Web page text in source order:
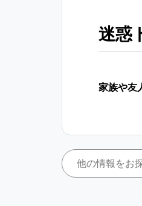
迷惑
家族や友